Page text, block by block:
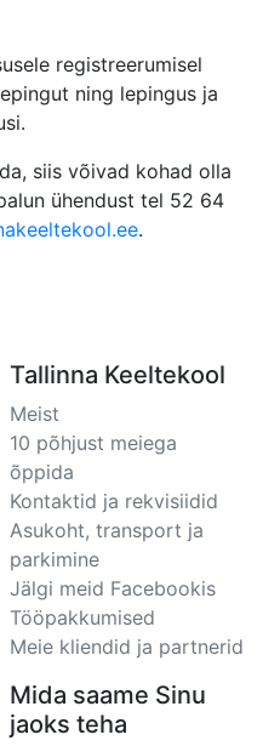
registreerumisel
ning lepingus ja
siis võivad kohad olla
ühendust tel 52 64
.
Tallinna Keeltekool
Meist
10 põhjust meiega
õppida
Kontaktid ja rekvisiidid
Asukoht, transport ja
parkimine
Jälgi meid Facebookis
Tööpakkumised
Meie kliendid ja partnerid
Mida saame Sinu
jaoks teha